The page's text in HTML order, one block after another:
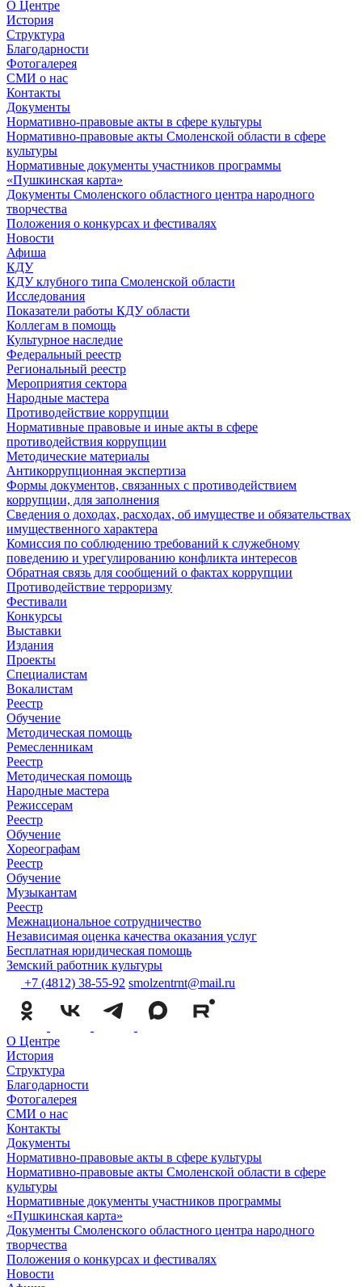
О Центре
История
Структура
Благодарности
Фотогалерея
СМИ о нас
Контакты
Документы
Нормативно-правовые акты в сфере культуры
Нормативно-правовые акты Смоленской области в сфере
культуры
Нормативные документы участников программы
«Пушкинская карта»
Документы Смоленского областного центра народного
творчества
Положения о конкурсах и фестивалях
Новости
Афиша
КДУ
КДУ клубного типа Смоленской области
Исследования
Показатели работы КДУ области
Коллегам в помощь
Культурное наследие
Федеральный реестр
Региональный реестр
Мероприятия сектора
Народные мастера
Противодействие коррупции
Нормативные правовые и иные акты в сфере
противодействия коррупции
Методические материалы
Антикоррупционная экспертиза
Формы документов, связанных с противодействием
коррупции, для заполнения
Сведения о доходах, расходах, об имуществе и обязательствах
имущественного характера
Комиссия по соблюдению требований к служебному
поведению и урегулированию конфликта интересов
Обратная связь для сообщений о фактах коррупции
Противодействие терроризму
Фестивали
Конкурсы
Выставки
Издания
Проекты
Специалистам
Вокалистам
Реестр
Обучение
Методическая помощь
Ремесленникам
Реестр
Методическая помощь
Народные мастера
Режиссерам
Реестр
Обучение
Хореографам
Реестр
Обучение
Музыкантам
Реестр
Межнациональное сотрудничество
Независимая оценка качества оказания услуг
Бесплатная юридическая помощь
Земский работник культуры
+7 (4812) 38-55-92 smolzentrnt@mail.ru
О Центре
История
Структура
Благодарности
Фотогалерея
СМИ о нас
Контакты
Документы
Нормативно-правовые акты в сфере культуры
Нормативно-правовые акты Смоленской области в сфере
культуры
Нормативные документы участников программы
«Пушкинская карта»
Документы Смоленского областного центра народного
творчества
Положения о конкурсах и фестивалях
Новости